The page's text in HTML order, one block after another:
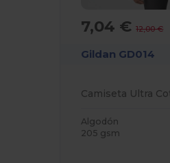
7,04 €12,00 €
Gildan GD014
Algodón
205 gsm